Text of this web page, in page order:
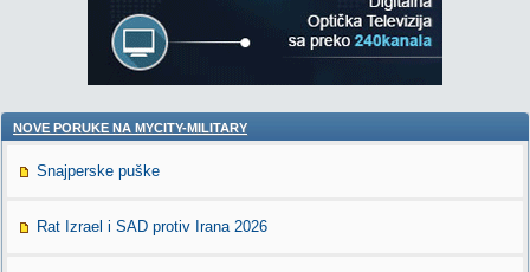
NOVE PORUKE NA MYCITY-MILITARY
Snajperske puške
Rat Izrael i SAD protiv Irana 2026